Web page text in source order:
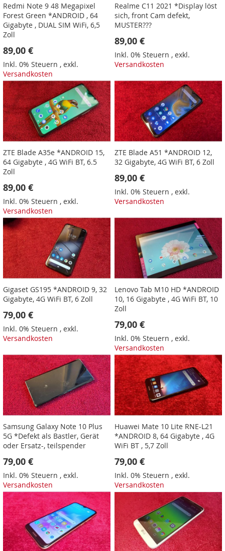
Redmi Note 9 48 Megapixel
Forest Green *ANDROID , 64
Gigabyte , DUAL SIM WiFi, 6,5
Zoll
89,00 €
Inkl. 0% Steuern , exkl.
Versandkosten
Realme C11 2021 *Display löst
sich, front Cam defekt,
MUSTER???
89,00 €
Inkl. 0% Steuern ,exkl.
Versandkosten
ZTE Blade A35e *ANDROID 15,
64 Gigabyte , 4G WiFi BT, 6.5
Zoll
89,00 €
Inkl. 0% Steuern , exkl.
Versandkosten
ZTE Blade A51 *ANDROID 12,
32 Gigabyte, 4G WiFi BT, 6 Zoll
89,00 €
Inkl. 0% Steuern ,exkl.
Versandkosten
Gigaset GS195 *ANDROID 9, 32
Gigabyte, 4G WiFi BT, 6 Zoll
79,00 €
Inkl. 0% Steuern , exkl.
Versandkosten
Lenovo Tab M10 HD *ANDROID
10, 16 Gigabyte , 4G WiFi BT, 10
Zoll
79,00 €
Inkl. 0% Steuern ,exkl.
Versandkosten
Samsung Galaxy Note 10 Plus
5G *Defekt als Bastler, Gerät
oder Ersatz-, teilspender
79,00 €
Inkl. 0% Steuern , exkl.
Versandkosten
Huawei Mate 10 Lite RNE-L21
*ANDROID 8, 64 Gigabyte , 4G
WiFi BT , 5,7 Zoll
79,00 €
Inkl. 0% Steuern ,exkl.
Versandkosten